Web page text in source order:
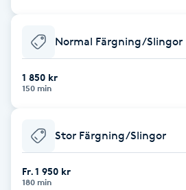
Brynfärgning
Brynplockning
Bröllopsuppsättning
Normal Färgning/Slingor
1 850 kr
150 min
Stor Färgning/Slingor
Fr. 1 950 kr
180 min